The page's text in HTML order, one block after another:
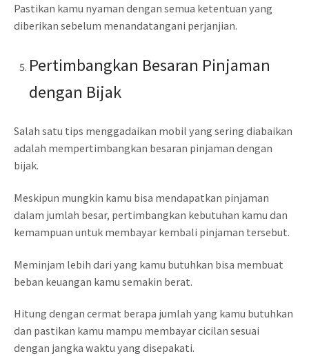
Pastikan kamu nyaman dengan semua ketentuan yang
diberikan sebelum menandatangani perjanjian.
Pertimbangkan Besaran Pinjaman
dengan Bijak
Salah satu tips menggadaikan mobil yang sering diabaikan
adalah mempertimbangkan besaran pinjaman dengan
bijak.
Meskipun mungkin kamu bisa mendapatkan pinjaman
dalam jumlah besar, pertimbangkan kebutuhan kamu dan
kemampuan untuk membayar kembali pinjaman tersebut.
Meminjam lebih dari yang kamu butuhkan bisa membuat
beban keuangan kamu semakin berat.
Hitung dengan cermat berapa jumlah yang kamu butuhkan
dan pastikan kamu mampu membayar cicilan sesuai
dengan jangka waktu yang disepakati.